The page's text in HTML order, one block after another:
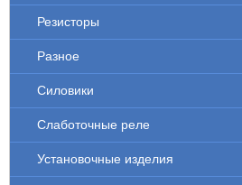
Резисторы
Разное
Силовики
Слаботочные реле
Установочные изделия